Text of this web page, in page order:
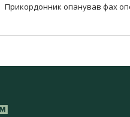
Прикордонник опанував фах